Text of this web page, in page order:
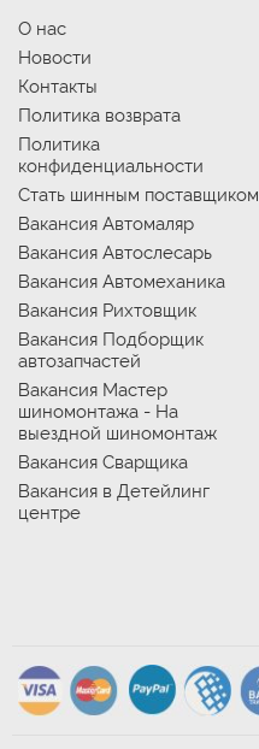
О нас
Новости
Контакты
Политика возврата
Политика
конфиденциальности
Стать шинным поставщиком
Вакансия Автомаляр
Вакансия Автослесарь
Вакансия Автомеханика
Вакансия Рихтовщик
Вакансия Подборщик
автозапчастей
Вакансия Мастер
шиномонтажа - На
выездной шиномонтаж
Вакансия Сварщика
Вакансия в Детейлинг
центре